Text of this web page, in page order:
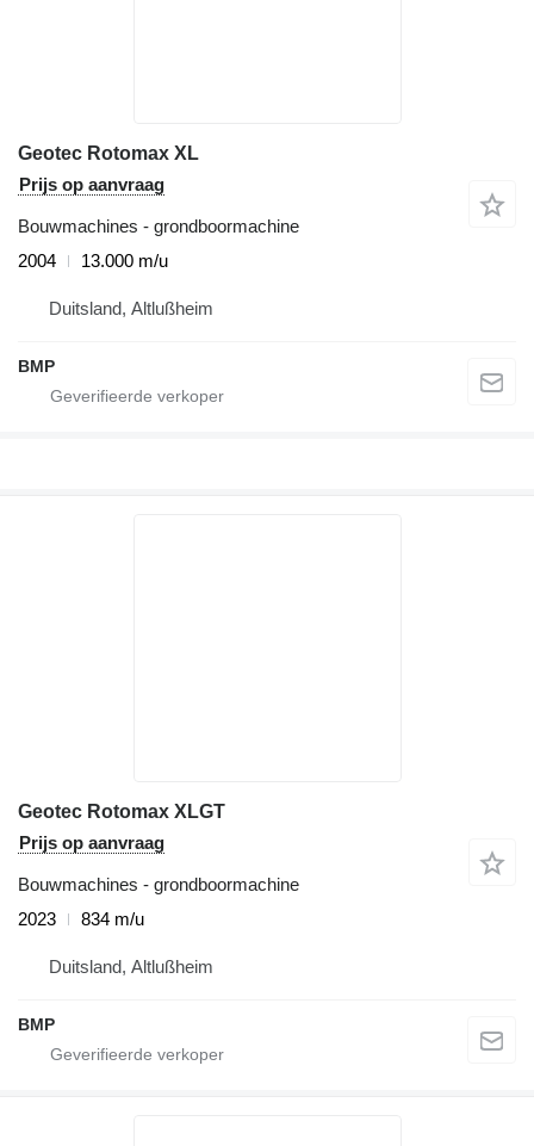
Geotec Rotomax XL
Prijs op aanvraag
Bouwmachines - grondboormachine
2004
13.000 m/u
Duitsland, Altlußheim
BMP
Geotec Rotomax XLGT
Prijs op aanvraag
Bouwmachines - grondboormachine
2023
834 m/u
Duitsland, Altlußheim
BMP